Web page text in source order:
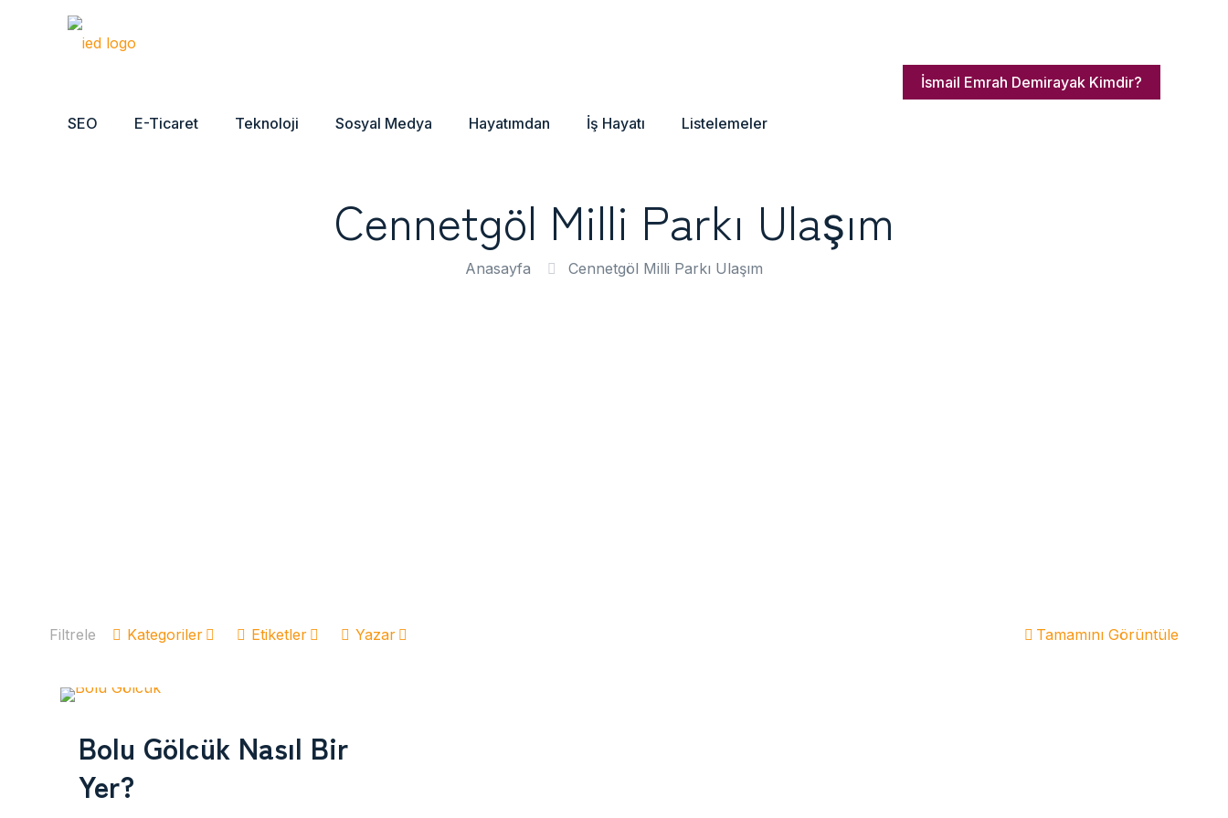
SEO E-Ticaret Teknoloji Sosyal Medya Hayatımdan İş Hayatı Listelemeler
İsmail Emrah Demirayak Kimdir?
Cennetgöl Milli Parkı Ulaşım
Anasayfa Cennetgöl Milli Parkı Ulaşım
Filtrele Kategoriler Etiketler Yazar Tamamını Görüntüle
Bolu Gölcük Nasıl Bir
Yer?